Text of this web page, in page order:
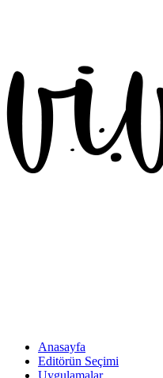
Anasayfa
Editörün Seçimi
Uygulamalar